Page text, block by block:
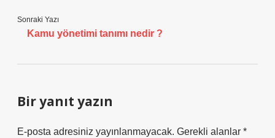
Sonraki Yazı
Kamu yönetimi tanımı nedir ?
Bir yanıt yazın
E-posta adresiniz yayınlanmayacak. Gerekli alanlar *